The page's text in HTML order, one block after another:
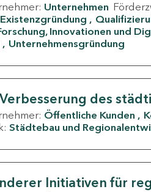
Unternehmen
Existenzgründung
Innovationen und
Unternehmensgründung
des
Öffentliche Kunden
Städtebau und
Initiativen für